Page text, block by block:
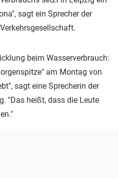
sagt ein Sprecher der
beim Wasserverbrauch:
am Montag von
sagt eine Sprecherin der
"Das heißt, dass die Leute